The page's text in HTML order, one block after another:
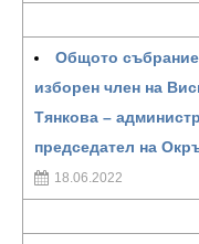
Общото събрание
изборен член на
Тянкова –
председател на
18.06.2022